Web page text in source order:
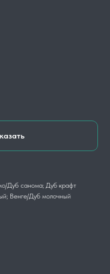
Дуб санома; Дуб крафт
Венге/Дуб молочный